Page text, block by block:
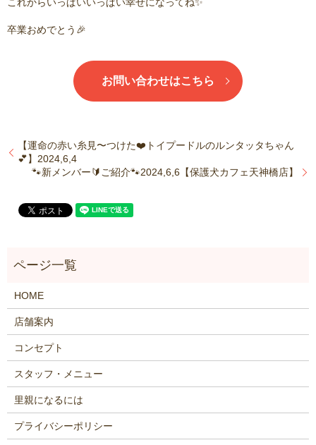
卒業おめでとう🎉
お問い合わせはこちら
【運命の赤い糸見〜つけた❤️トイプードルのルンタッタちゃん
💕】2024,6,4
🐾新メンバー🔰ご紹介🐾2024,6,6【保護犬カフェ天神橋店】
HOME
店舗案内
コンセプト
スタッフ・メニュー
里親になるには
プライバシーポリシー